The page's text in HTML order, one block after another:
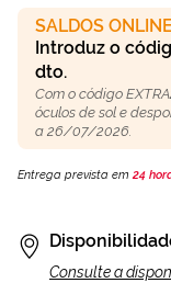
SALDOS ONLINE
Introduz o
dto.
Com o código
óculos de sol e
a 26/07/2026.
Entrega prevista em24
Consulte a